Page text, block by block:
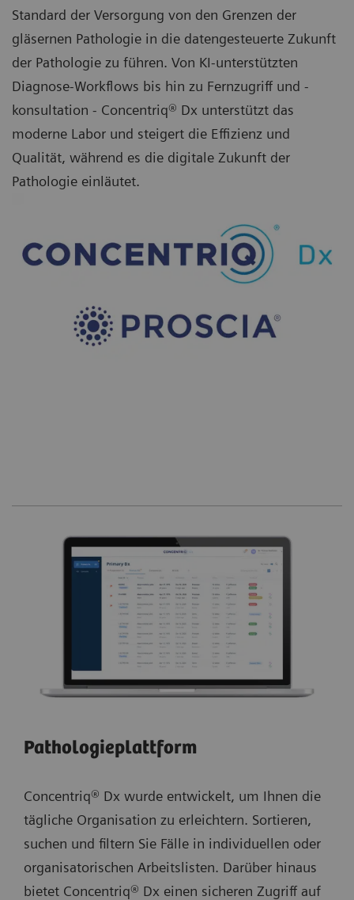
Standard der Versorgung von den Grenzen der
gläsernen Pathologie in die datengesteuerte Zukunft
der Pathologie zu führen. Von KI-unterstützten
Diagnose-Workflows bis hin zu Fernzugriff und -
konsultation - Concentriq® Dx unterstützt das
moderne Labor und steigert die Effizienz und
Qualität, während es die digitale Zukunft der
Pathologie einläutet.
Pathologieplattform
Concentriq® Dx wurde entwickelt, um Ihnen die
tägliche Organisation zu erleichtern. Sortieren,
suchen und filtern Sie Fälle in individuellen oder
organisatorischen Arbeitslisten. Darüber hinaus
bietet Concentriq® Dx einen sicheren Zugriff auf